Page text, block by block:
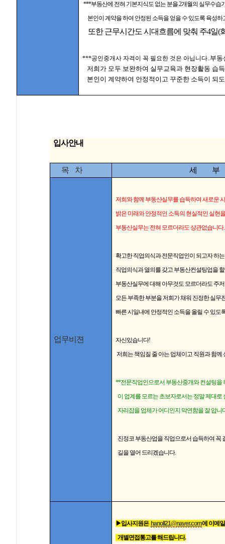
***부동산에 전혀 기본지식도 없는 분을 2개월의 실무수습
본인이 계약을 하여 안정된 소득을 얻을 수 있도록 육성하
또한 근무시간도 시대흐름에 맞춰 주4일(
***공인중개사 자격이 꼭 필요한 것은 아닙니다..부동
저희가 모두 보완하여 실무교육과 현장활동 습
본인이 계약하여 안정적이고 꾸준한 소득이 되
입사안내
목 차 세
업무비젼
저희와 함께 부동산실무를 습득하여 새로운
밝은 미래와 안정적인 소득의 현실적인 실현
부동산실무는 전혀 모르더라도 상관없습니다.
확고한 직업의식과 전문직업인이 되고자 하
직업의식과 열의를 갖고 부동산컨설팅업을
부동산실무에 대해 아무것도 모르더라도 주
모든 부족한 부분을 저희가 채워 진정한 실무
빠른 시일내에 안정적인 소득을 올릴 수 있도
자신있습니다!
저희는 책임질 줄 아는 업체이고 직원과 함께
**전문직업인으로서 부동산중개와 컨설팅을
이 업계를 모르는 초보자로서는 정말 제대로
자리잡을 업체가 어디인지 막연함을 잘 압니
진정코 부동산업을 직업으로서 습득하여 꼭
길을 열어 드리겠습니다.
▶입사지원은 hanoll21@naver.com에 이메
개별면접통고를 해드립니다.